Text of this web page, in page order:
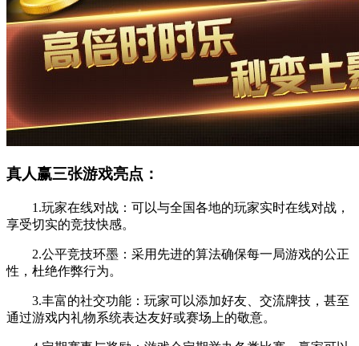
真人赢三张游戏亮点：
1.玩家在线对战：可以与全国各地的玩家实时在线对战，
享受切实的竞技快感。
2.公平竞技环墨：采用先进的算法确保每一局游戏的公正
性，杜绝作弊行为。
3.丰富的社交功能：玩家可以添加好友、交流牌技，甚至
通过游戏内礼物系统表达友好或赛场上的敬意。